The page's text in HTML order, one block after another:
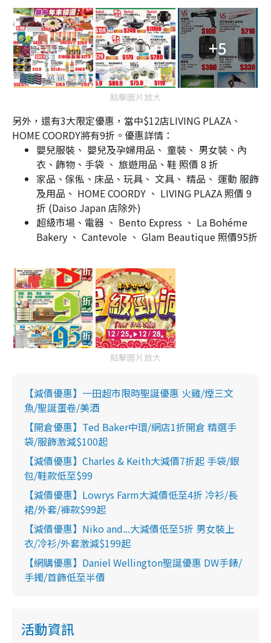
+5
點擊圖片放大
另外，還有3大限定優惠，當中$12店LIVING PLAZA、
HOME COORDY將有9折。優惠詳情：
嬰兒服裝、 嬰兒及孕婦用品、 童裝、 男女裝、內
衣、飾物、手袋 、 旅遊用品、鞋 照價 8 折
家品、傢俬、床品、玩具、 文具、 精品、 運動 服飾
及用品、 HOME COORDY 、 LIVING PLAZA 照價 9
折 (Daiso Japan 店除外)
超級市場、電器 、 Bento Express 、 La Bohéme
Bakery 、 Cantevole 、 Glam Beautique 照價95折
點擊圖片放大
【減價優惠】一田超市限時聖誕優惠 火雞/煙三文
魚/聖誕蛋卷/美酒
【開倉優惠】Ted Baker中環/網店1折開倉 精選手
袋/服飾激減$100起
【減價優惠】Charles & Keith大減價7折起 手袋/銀
包/鞋款低至$99
【減價優惠】Lowrys Farm大減價低至4折 冷衫/長
裙/外套/褲款$99起
【減價優惠】Niko and...大減價低至5折 男女裝上
衣/冷衫/外套激減$199起
【網購優惠】Daniel Wellington聖誕優惠 DW手錶/
手鐲/首飾低至半價
活動資訊